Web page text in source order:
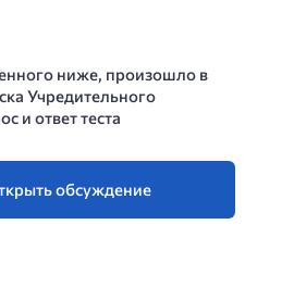
ниже, произошло в
Учредительного
и ответ теста
обсуждение